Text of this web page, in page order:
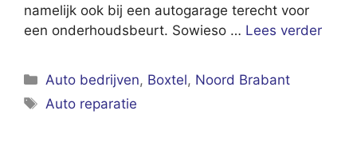
namelijk ook bij een autogarage terecht voor
een onderhoudsbeurt. Sowieso … Lees verder
Categorieën
Auto bedrijven, Boxtel, Noord Brabant
Tags
Auto reparatie